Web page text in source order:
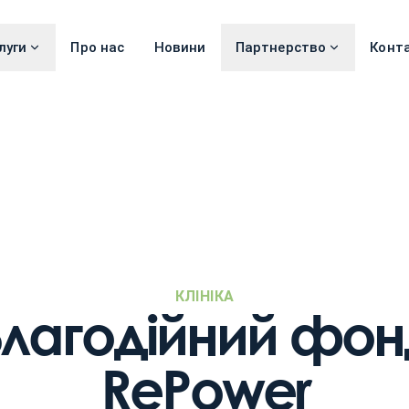
Про нас Новини Партнерство
КЛІНІКА
RePower